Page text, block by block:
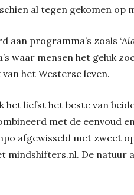
al tegen gekomen op
aan programma’s zoals ‘
waar mensen het geluk
het Westerse leven.
het liefst het beste van
met de eenvoud
afgewisseld met zweet
mindshifters.nl. De natuur